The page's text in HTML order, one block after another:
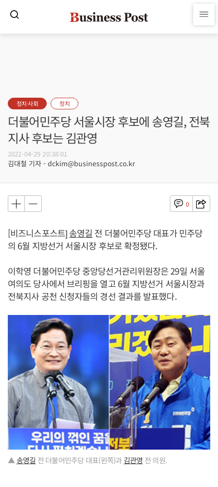
정치·사회 정치
더불어민주당 서울시장 후보에 송영길, 전북
지사 후보는 김관영
2022-04-29 20:38:01
김대철 기자 - dckim@businesspost.co.kr
0
[비즈니스포스트]송영길 전 더불어민주당 대표가 민주당
의 6월 지방선거 서울시장 후보로 확정됐다.
이학영 더불어민주당 중앙당선거관리위원장은 29일 서울
여의도 당사에서 브리핑을 열고 6월 지방선거 서울시장과
전북지사 공천 신청자들의 경선 결과를 발표했다.
▲송영길 전 더불어민주당 대표(왼쪽)과 김관영 전 의원.